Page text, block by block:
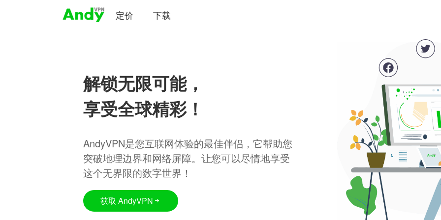
定价 下载
解锁无限可能，
享受全球精彩！
AndyVPN是您互联网体验的最佳伴侣，它帮助您
突破地理边界和网络屏障。让您可以尽情地享受
这个无界限的数字世界！
获取 AndyVPN